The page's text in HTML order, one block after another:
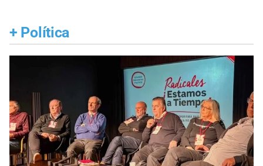
+ Política